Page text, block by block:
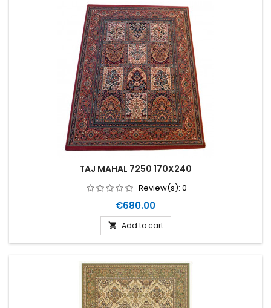
TAJ MAHAL 7250 170X240
Review(s): 0
Price
€680.00
 Add to cart